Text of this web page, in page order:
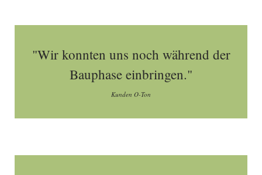
"Wir konnten uns noch während der
Bauphase einbringen."
Kunden O-Ton